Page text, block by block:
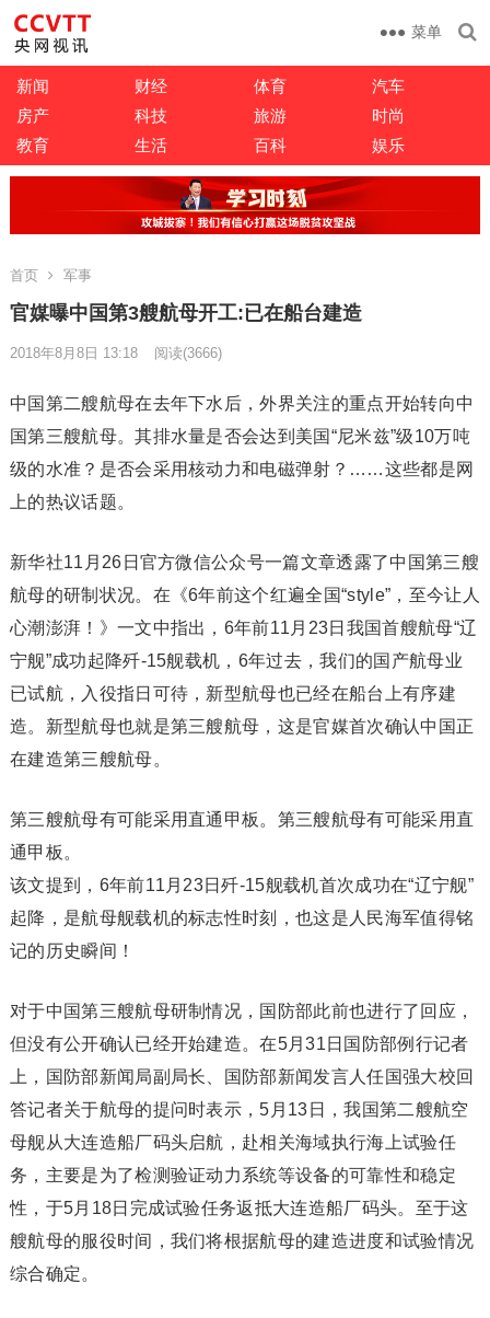
菜单
新闻 财经 体育
汽车
房产
科技 旅游
时尚
教育
生活 百科 娱乐
首页 军事
官媒曝中国第3艘航母开工:已在船台建造
2018年8月8日 13:18 阅读(3666)
中国第二艘航母在去年下水后，外界关注的重点开始转向中
国第三艘航母。其排水量是否会达到美国“尼米兹”级10万吨
级的水准？是否会采用核动力和电磁弹射？……这些都是网
上的热议话题。
新华社11月26日官方微信公众号一篇文章透露了中国第三艘
航母的研制状况。在《6年前这个红遍全国“style”，至今让人
心潮澎湃！》一文中指出，6年前11月23日我国首艘航母“辽
宁舰”成功起降歼-15舰载机，6年过去，我们的国产航母业
已试航，入役指日可待，新型航母也已经在船台上有序建
造。新型航母也就是第三艘航母，这是官媒首次确认中国正
在建造第三艘航母。
第三艘航母有可能采用直通甲板。第三艘航母有可能采用直
通甲板。
该文提到，6年前11月23日歼-15舰载机首次成功在“辽宁舰”
起降，是航母舰载机的标志性时刻，也这是人民海军值得铭
记的历史瞬间！
对于中国第三艘航母研制情况，国防部此前也进行了回应，
但没有公开确认已经开始建造。在5月31日国防部例行记者
上，国防部新闻局副局长、国防部新闻发言人任国强大校回
答记者关于航母的提问时表示，5月13日，我国第二艘航空
母舰从大连造船厂码头启航，赴相关海域执行海上试验任
务，主要是为了检测验证动力系统等设备的可靠性和稳定
性，于5月18日完成试验任务返抵大连造船厂码头。至于这
艘航母的服役时间，我们将根据航母的建造进度和试验情况
综合确定。